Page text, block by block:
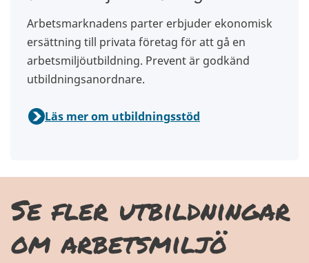
Arbetsmarknadens parter erbjuder ekonomisk
ersättning till privata företag för att gå en
arbetsmiljöutbildning. Prevent är godkänd
utbildningsanordnare.
Läs mer om utbildningsstöd
Se fler utbildningar
om arbetsmiljö